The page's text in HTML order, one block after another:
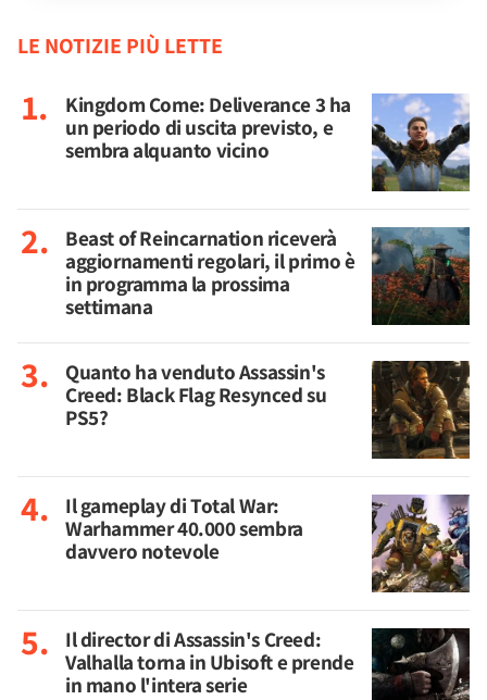
LE NOTIZIE PIÙ LETTE
Kingdom Come: Deliverance 3 ha
un periodo di uscita previsto, e
sembra alquanto vicino
Beast of Reincarnation riceverà
aggiornamenti regolari, il primo è
in programma la prossima
settimana
Quanto ha venduto Assassin's
Creed: Black Flag Resynced su
PS5?
Il gameplay di Total War:
Warhammer 40.000 sembra
davvero notevole
Il director di Assassin's Creed:
Valhalla torna in Ubisoft e prende
in mano l'intera serie